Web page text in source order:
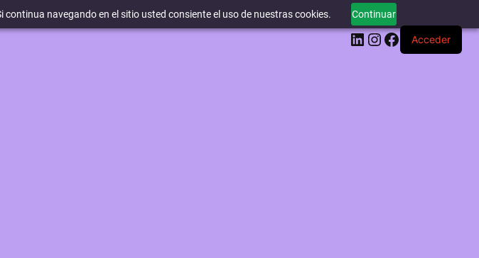
navegando en el sitio usted consiente el uso de nuestras cookies. Continuar
LinkedIn
Instagram
Facebook
Acceder